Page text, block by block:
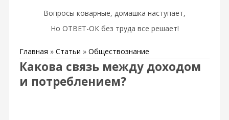
Вопросы коварные, домашка наступает,
Но ОТВЕТ-ОК без труда все решает!
Главная » Статьи » Обществознание
Какова связь между доходом
и потреблением?